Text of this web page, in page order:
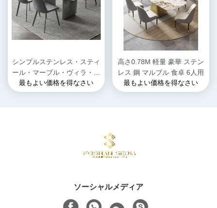
シンプルステンレス・スティ
ール・マーブル・ヴィラ・ス
クエア・ダイニングルーム・
テーブル
最もよい価格を得なさい
高さ0.78M 軽量 豪華 ステン
レス 鋼 マルブル 食卓 6人用
最もよい価格を得なさい
ソーシャルメディア